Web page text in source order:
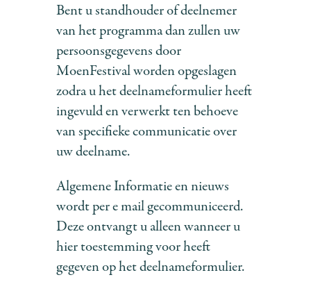
Bent u standhouder of deelnemer
van het programma dan zullen uw
persoonsgegevens door
MoenFestival worden opgeslagen
zodra u het deelnameformulier heeft
ingevuld en verwerkt ten behoeve
van specifieke communicatie over
uw deelname.
Algemene Informatie en nieuws
wordt per e mail gecommuniceerd.
Deze ontvangt u alleen wanneer u
hier toestemming voor heeft
gegeven op het deelnameformulier.